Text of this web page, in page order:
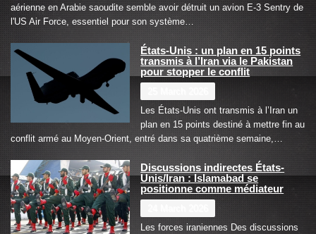
aérienne en Arabie saoudite semble avoir détruit un avion E-3 Sentry de
l'US Air Force, essentiel pour son système…
États-Unis : un plan en 15 points
transmis à l’Iran via le Pakistan
pour stopper le conflit
Les États-Unis ont transmis à l’Iran un
plan en 15 points destiné à mettre fin au
conflit armé au Moyen-Orient, entré dans sa quatrième semaine,…
Discussions indirectes États-
Unis/Iran : Islamabad se
positionne comme médiateur
Les forces iraniennes Des discussions